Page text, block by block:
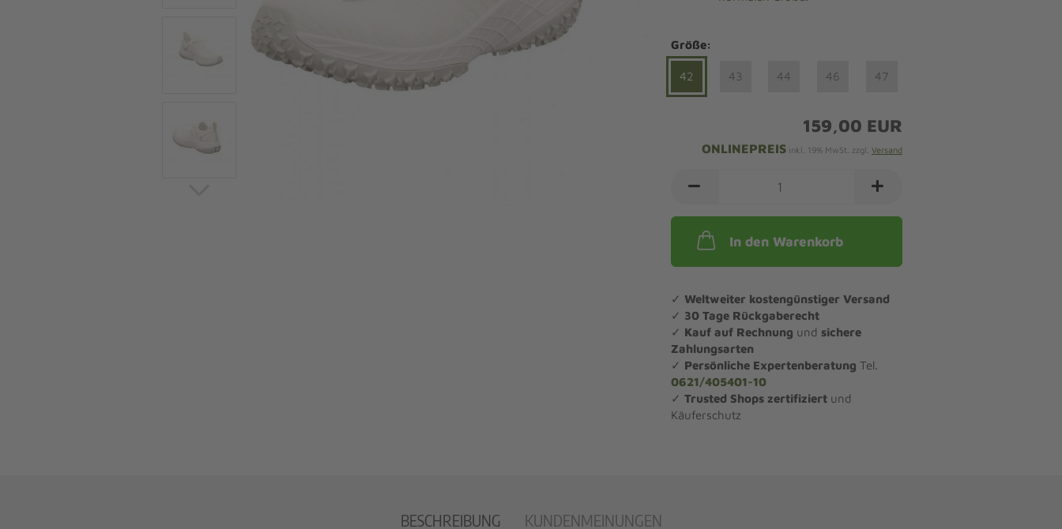
Jagdschuhe
Gummistiefel
Zwiegenähte Jagdschuhe
Pflege und Leisten -
Outdoor
Stiefel Komfort
Stiefeletten Komfort
Sandaletten
Größe:
42 43 44 46 47
159,00 EUR
ONLINEPREISinkl. 19% MwSt. zzgl. Versand
In den Warenkorb
✓ Weltweiter kostengünstiger Versand
✓ 30 Tage Rückgaberecht
✓ Kauf auf Rechnung und sichere
Zahlungsarten
✓ Persönliche Expertenberatung Tel.
0621/405401-10
✓ Trusted Shops zertifiziertund
Käuferschutz
BESCHREIBUNG KUNDENMEINUNGEN